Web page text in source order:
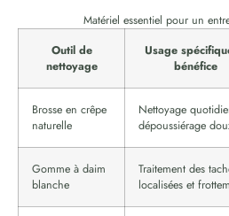
Matériel essentiel pour un
Outil de
nettoyage
Usage
bénéfice
Brosse en crêpe
naturelle
Nettoyage
dépoussiérage
Gomme à daim
blanche
Traitement des
localisées et